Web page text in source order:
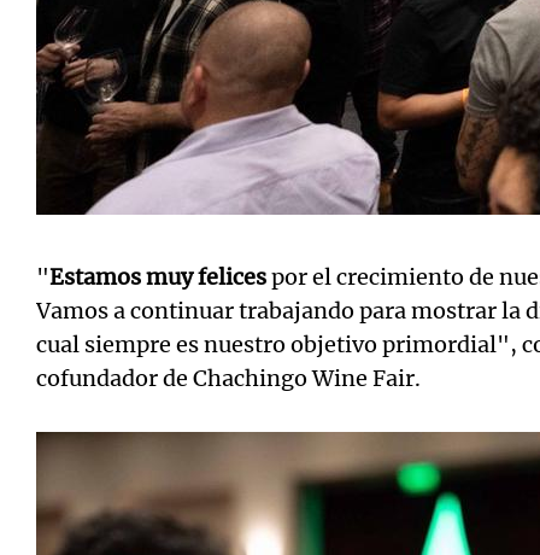
"Estamos muy felicespor el crecimiento de
Vamos a continuar trabajando para mostrar la
cual siempre es nuestro objetivo primordial",
cofundador de Chachingo Wine Fair.